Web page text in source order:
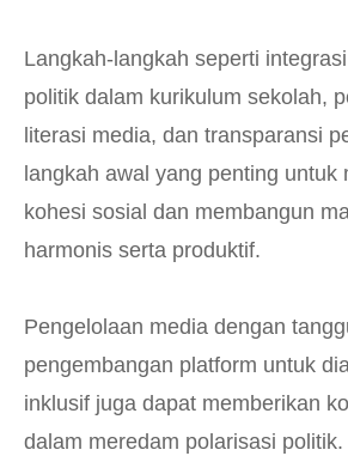
Langkah-langkah seperti
politik dalam kurikulum sekolah,
literasi media, dan transparansi
langkah awal yang penting untuk
kohesi sosial dan membangun
harmonis serta produktif.
Pengelolaan media dengan
pengembangan platform untuk
inklusif juga dapat memberikan
dalam meredam polarisasi politik.